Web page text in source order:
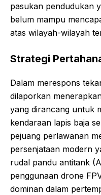
pasukan pendudukan
belum mampu
atas wilayah-wilayah
Strategi
Dalam merespons
dilaporkan
yang dirancang untuk
kendaraan lapis baja
pejuang perlawanan
persenjataan modern
rudal pandu antitank
penggunaan drone
dominan dalam